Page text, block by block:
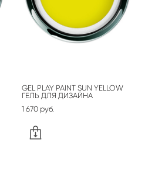
GEL PLAY PAINT SUN YELLOW
ГЕЛЬ ДЛЯ ДИЗАЙНА
1 670 pуб.